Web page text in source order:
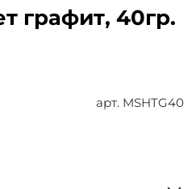
арт. MSHTG40
графит, 40гр.